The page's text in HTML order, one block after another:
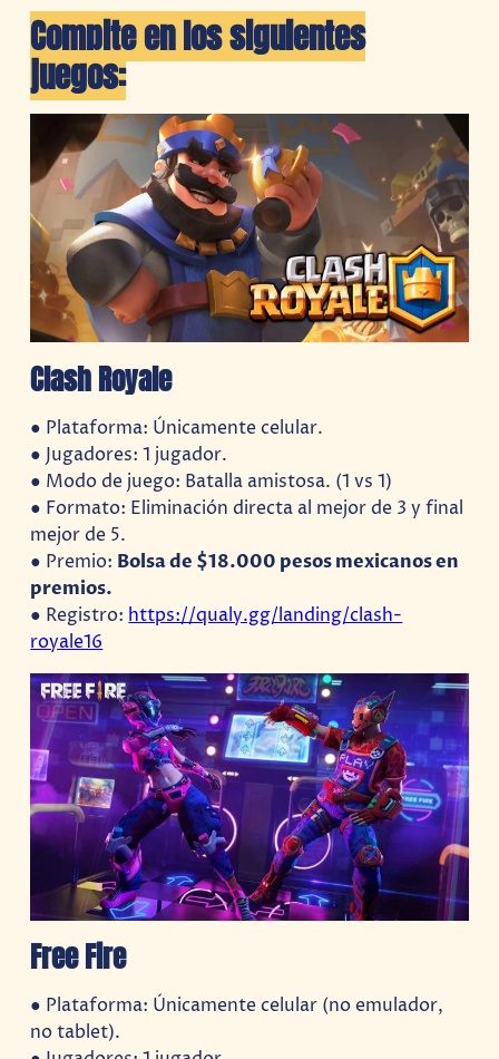
Compite en los siguientes
juegos:
Clash Royale
● Plataforma: Únicamente celular.
● Jugadores: 1 jugador.
● Modo de juego: Batalla amistosa. (1 vs 1)
● Formato: Eliminación directa al mejor de 3 y final
mejor de 5.
● Premio: Bolsa de $18.000 pesos mexicanos en
premios.
● Registro: https://qualy.gg/landing/clash-
royale16
Free Fire
● Plataforma: Únicamente celular (no emulador,
no tablet).